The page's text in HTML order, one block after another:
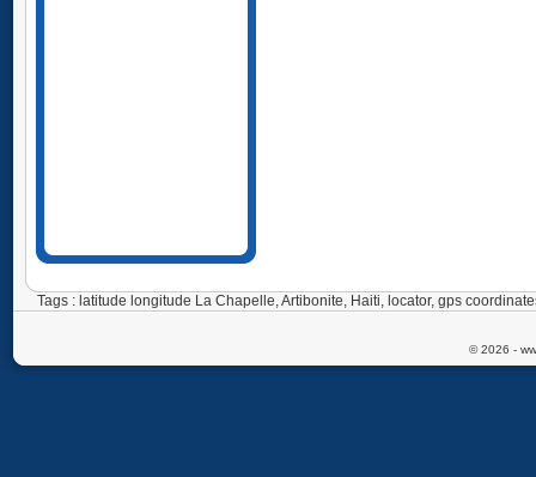
Tags : latitude longitude La Chapelle, Artibonite, Haiti, locator, gps
© 2026 -